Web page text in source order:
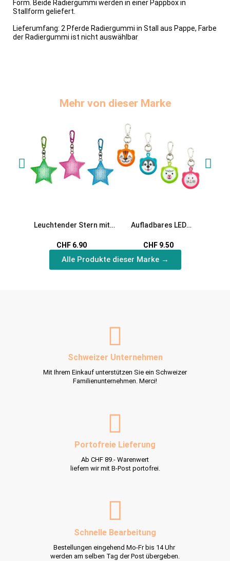
Form. Beide Radiergummi werden in einer Pappbox in
Stallform geliefert.
Lieferumfang: 2 Pferde Radiergummi in Stall aus Pappe, Farbe
der Radiergummi ist nicht auswählbar
Mehr von dieser Marke
Leuchtender Stern mit
CHF 6.90
Aufladbares LED
CHF 9.50
Alle Produkte dieser Marke →
Schweizer Unternehmen
Mit Ihrem Einkauf unterstützen Sie ein Schweizer
Familienunternehmen. Merci!
Portofreie Lieferung
Ab CHF 89.- Warenwert
liefern wir mit B-Post portofrei.
Schnelle Bearbeitung
Bestellungen eingehend Mo-Fr bis 14 Uhr
werden am selben Tag der Post übergeben.